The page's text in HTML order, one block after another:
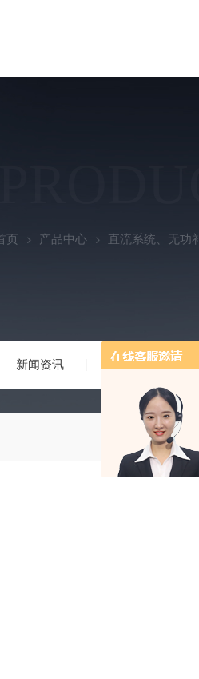
新闻资讯 技术文章
页 产品中心 直流系统、无功